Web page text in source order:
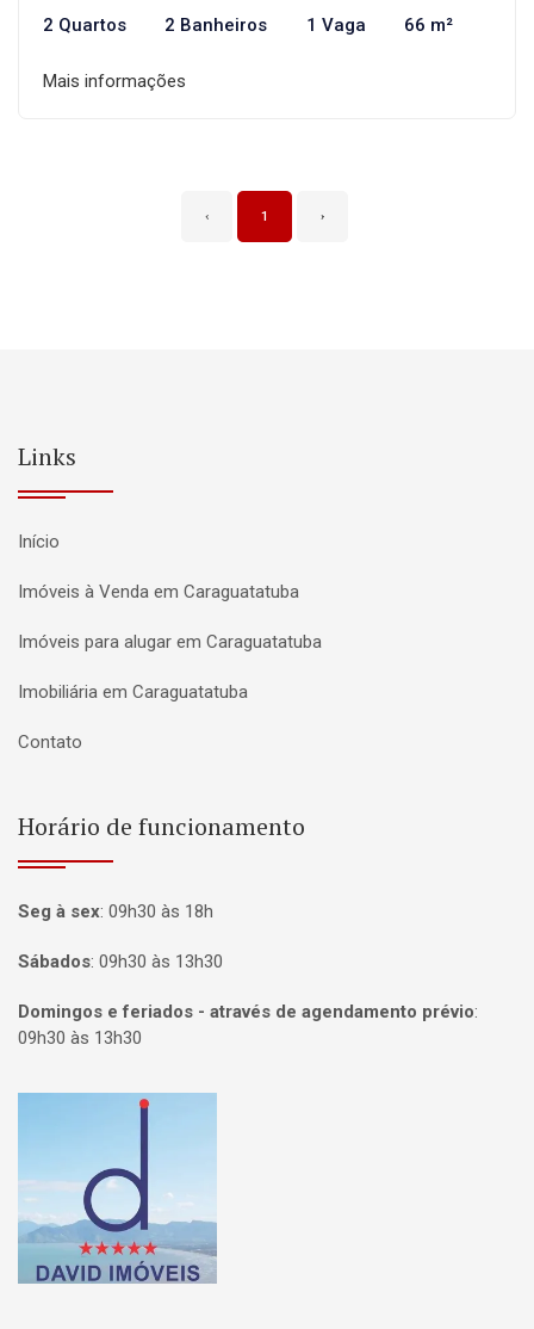
2 Quartos 2 Banheiros 1 Vaga 66 m²
Mais informações
‹ 1 ›
Links
Início
Imóveis à Venda em Caraguatatuba
Imóveis para alugar em Caraguatatuba
Imobiliária em Caraguatatuba
Contato
Horário de funcionamento
Seg à sex: 09h30 às 18h
Sábados: 09h30 às 13h30
Domingos e feriados - através de agendamento prévio:
09h30 às 13h30
Página inicial